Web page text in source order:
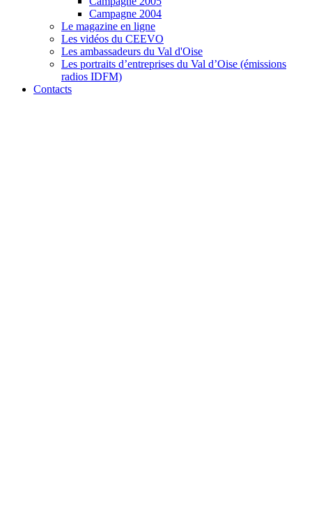
Campagne 2004
Le magazine en ligne
Les vidéos du CEEVO
Les ambassadeurs du Val d'Oise
Les portraits d’entreprises du Val d’Oise (émissions
radios IDFM)
Contacts